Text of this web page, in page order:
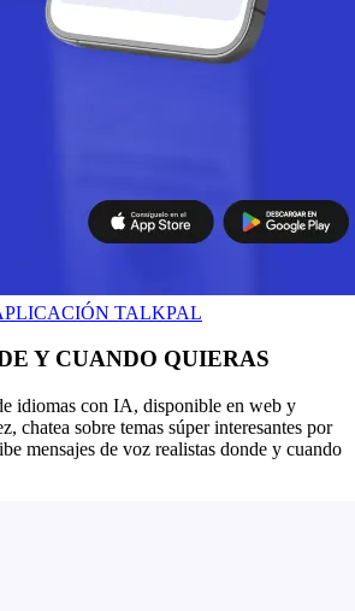
TALKPAL
Y CUANDO QUIERAS
idiomas con IA, disponible en web y
chatea sobre temas súper interesantes por
mensajes de voz realistas donde y cuando